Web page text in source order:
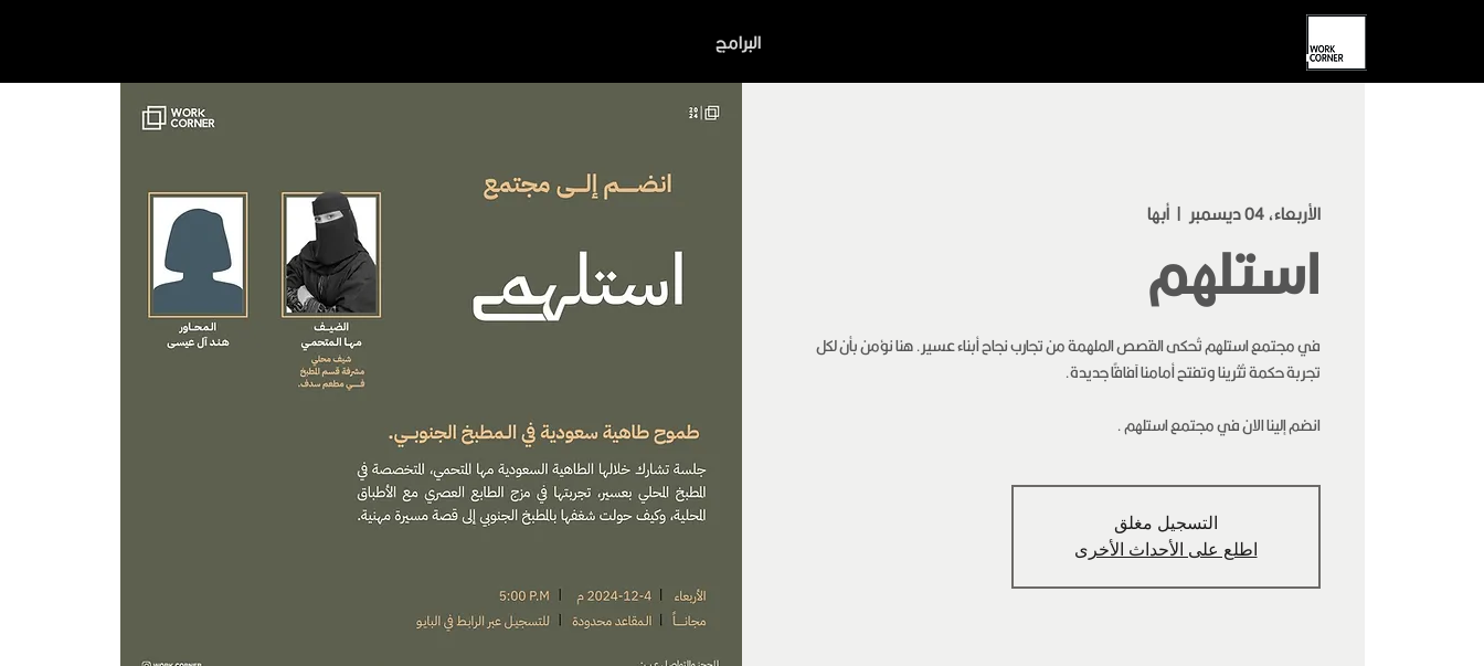
البرامج
الأربعاء، 04 ديسمبر
  |
أبها
استلهم
في مجتمع استلهم تُحكى القصص الملهمة من تجارب نجاح أبناء عسير. هنا نؤمن بأن لكل
انضم إلينا الان في مجتمع استلهم .
التسجيل مغلق
اطلع على الأحداث الأخرى